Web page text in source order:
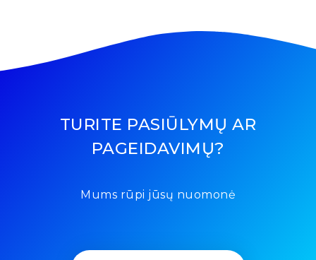
TURITE PASIŪLYMŲ AR
PAGEIDAVIMŲ?
Mums rūpi jūsų nuomonė